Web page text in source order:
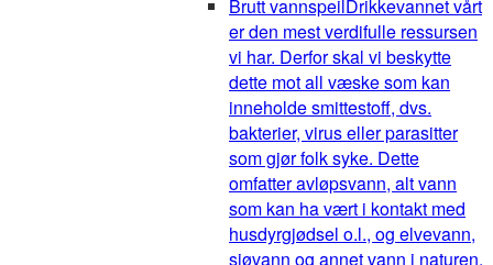
Brutt vannspeilDrikkevannet vårt
er den mest verdifulle ressursen
vi har. Derfor skal vi beskytte
dette mot all væske som kan
inneholde smittestoff, dvs.
bakterier, virus eller parasitter
som gjør folk syke. Dette
omfatter avløpsvann, alt vann
som kan ha vært i kontakt med
husdyrgjødsel o.l., og elvevann,
sjøvann og annet vann i naturen.